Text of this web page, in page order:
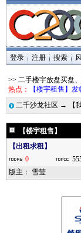
登录 注册 搜索
>> 二手楼宇放盘买盘
热点：
【楼宇租售】
二千沙龙社区 → 【
【楼宇租售】
【出租求租】
0
版主： 雪莹